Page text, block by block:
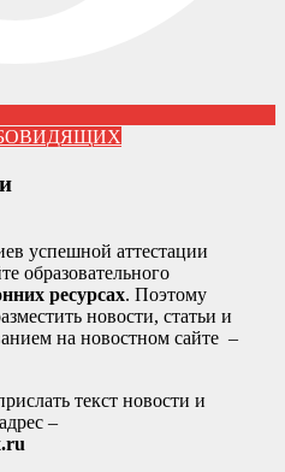
успешной аттестации
образовательного
ресурсах. Поэтому
новости, статьи и
на новостном сайте –
текст новости и
–